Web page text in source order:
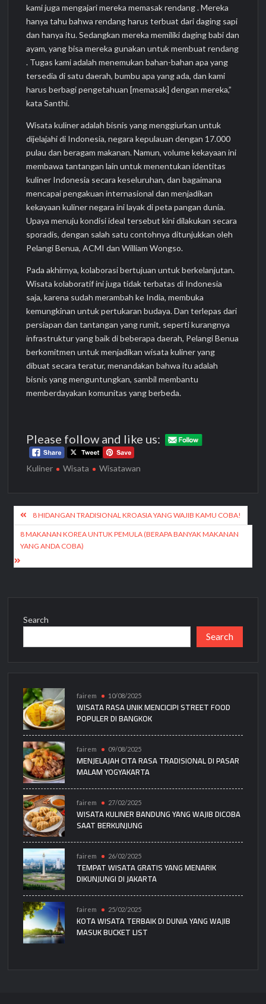
kami juga mengajari mereka memasak rendang . Mereka
hanya tahu bahwa rendang harus terbuat dari daging sapi
dan hanya itu. Sedangkan mereka memiliki daging babi dan
ayam, yang bisa mereka gunakan untuk membuat rendang
. Tugas kami adalah menemukan bahan-bahan apa yang
tersedia di satu daerah, bumbu apa yang ada, dan kami
harus berbagi pengetahuan [memasak] dengan mereka,”
kata Santhi.
Wisata kuliner adalah bisnis yang menggiurkan untuk
dijelajahi di Indonesia, negara kepulauan dengan 17.000
pulau dan beragam makanan. Namun, volume kekayaan ini
membawa tantangan lain untuk menentukan identitas
kuliner Indonesia secara keseluruhan, dan bagaimana
mencapai pengakuan internasional dan menjadikan
kekayaan kuliner negara ini layak di peta pangan dunia.
Upaya menuju kondisi ideal tersebut kini dilakukan secara
sporadis, dengan salah satu contohnya ditunjukkan oleh
Pelangi Benua, ACMI dan William Wongso.
Pada akhirnya, kolaborasi bertujuan untuk berkelanjutan.
Wisata kolaboratif ini juga tidak terbatas di Indonesia
saja, karena sudah merambah ke India, membuka
kemungkinan untuk pertukaran budaya. Dan terlepas dari
persiapan dan tantangan yang rumit, seperti kurangnya
infrastruktur yang baik di beberapa daerah, Pelangi Benua
berkomitmen untuk menjadikan wisata kuliner yang
dibuat secara teratur, menandakan bahwa itu adalah
bisnis yang menguntungkan, sambil membantu
memberdayakan komunitas yang berbeda.
Please follow and like us:
Kuliner Wisata Wisatawan
Post
navigation
8 HIDANGAN TRADISIONAL KROASIA YANG WAJIB KAMU COBA!
8 MAKANAN KOREA UNTUK PEMULA (BERAPA BANYAK MAKANAN
YANG ANDA COBA)
Search
Search
fairem 10/08/2025
WISATA RASA UNIK MENCICIPI STREET FOOD
POPULER DI BANGKOK
fairem 09/08/2025
MENJELAJAH CITA RASA TRADISIONAL DI PASAR
MALAM YOGYAKARTA
fairem 27/02/2025
WISATA KULINER BANDUNG YANG WAJIB DICOBA
SAAT BERKUNJUNG
fairem 26/02/2025
TEMPAT WISATA GRATIS YANG MENARIK
DIKUNJUNGI DI JAKARTA
fairem 25/02/2025
KOTA WISATA TERBAIK DI DUNIA YANG WAJIB
MASUK BUCKET LIST